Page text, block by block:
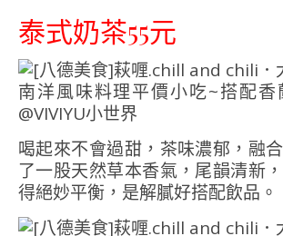
泰式奶茶55元
喝起來不會過甜，茶味濃郁，融
了一股天然草本香氣，尾韻清新
得絕妙平衡，是解膩好搭配飲品。